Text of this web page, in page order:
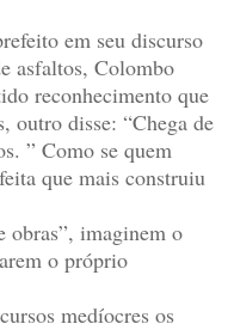
em seu discurso
asfaltos, Colombo
reconhecimento que
outro disse: “Chega de
” Como se quem
que mais construiu
obras”, imaginem o
o próprio
medíocres os